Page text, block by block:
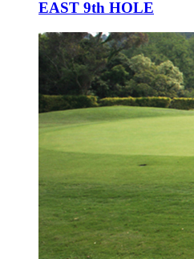
EAST 9th HOLE